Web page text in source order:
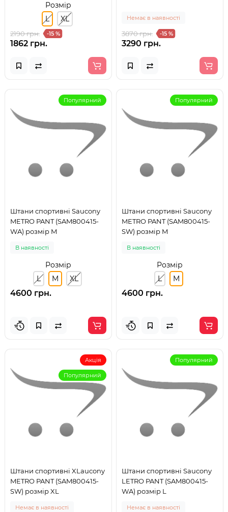
Розмір
L
XL
2190 грн. -15 %
1862 грн.
Немає в наявності
3870 грн. -15 %
3290 грн.
Популярний
Штани спортивні Saucony
METRO PANT (SAM800415-
WA) розмір M
В наявності
Розмір
L
M XL
4600 грн.
Популярний
Штани спортивні Saucony
METRO PANT (SAM800415-
SW) розмір M
В наявності
Розмір
L
M
4600 грн.
Акція
Популярний
Штани спортивні XLaucony
METRO PANT (SAM800415-
SW) розмір XL
Немає в наявності
Популярний
Штани спортивні Saucony
LETRO PANT (SAM800415-
WA) розмір L
Немає в наявності